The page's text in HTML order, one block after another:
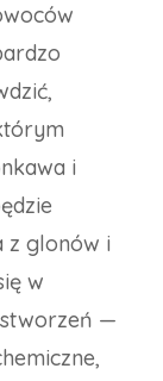
i
z glonów i
w
—